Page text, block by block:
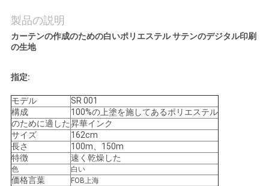
合
わ
ニ
ュ
ー
ス
製品の説明
カーテンの作成のための白いポリエステル サテンのデジタル印刷
の生地
指定:
モデル
SR 001
構成
100%の上塗を施してあるポリエステル
のために適した昇華インク
サイズ
162cm
長さ
100m、150m
特徴
速く乾燥した
色 白い
価格言葉 FOB上海